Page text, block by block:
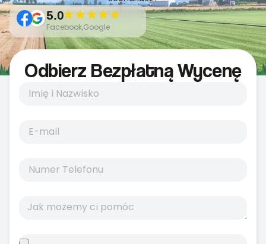
5.0
Facebook,Google
Odbierz Bezpłatną Wycenę